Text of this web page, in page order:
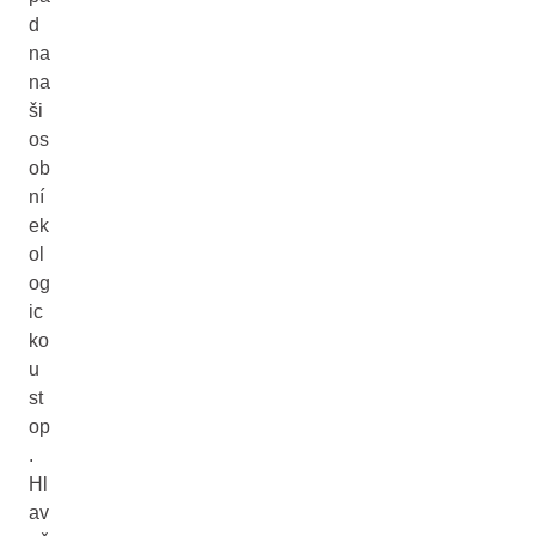
d
na
na
ši
os
ob
ní
ek
ol
og
ic
ko
u
st
op
.
Hl
av